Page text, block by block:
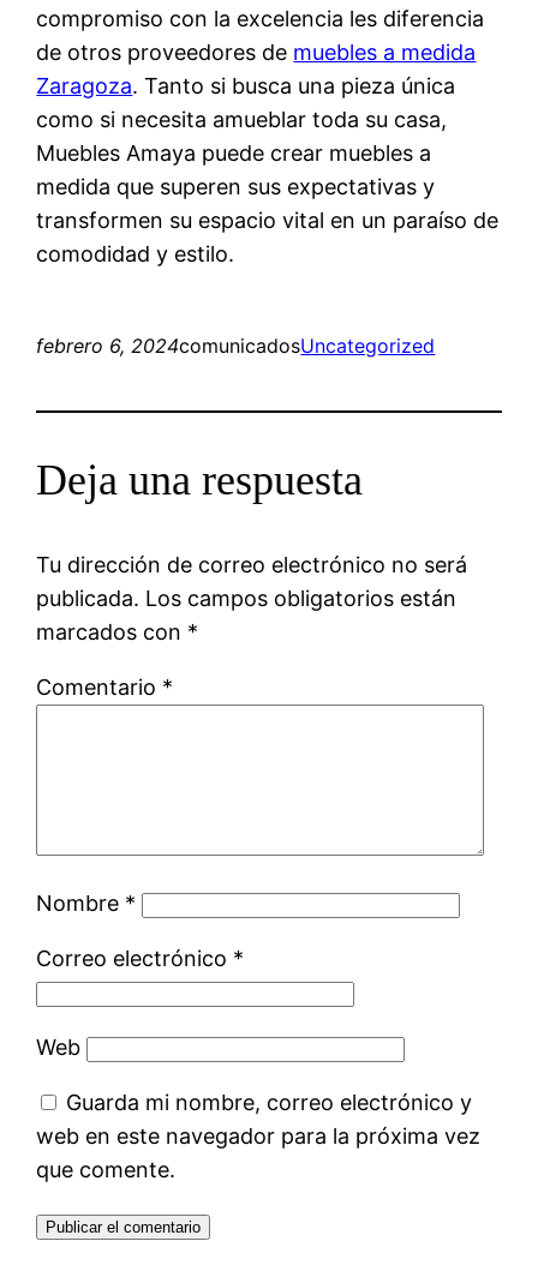
compromiso con la excelencia les diferencia
de otros proveedores de muebles a medida
Zaragoza. Tanto si busca una pieza única
como si necesita amueblar toda su casa,
Muebles Amaya puede crear muebles a
medida que superen sus expectativas y
transformen su espacio vital en un paraíso de
comodidad y estilo.
febrero 6, 2024comunicadosUncategorized
Deja una respuesta
Tu dirección de correo electrónico no será
publicada. Los campos obligatorios están
marcados con *
Comentario *
Nombre *
Correo electrónico *
Web
Guarda mi nombre, correo electrónico y
web en este navegador para la próxima vez
que comente.